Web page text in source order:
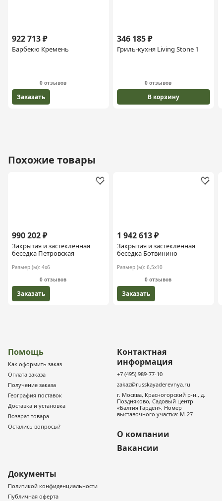
922 713 ₽
Барбекю Кремень
0 отзывов
Заказать
346 185 ₽
Гриль-кухня Living Stone 1
0 отзывов
В корзину
Похожие товары
990 202 ₽
Закрытая и застеклённая
беседка Петровская
Размер (м): 4х6
0 отзывов
Заказать
1 942 613 ₽
Закрытая и застеклённая
беседка Ботвинино
Размер (м): 6,5х10
0 отзывов
Заказать
Помощь
Как оформить заказ
Оплата заказа
Получение заказа
География поставок
Доставка и установка
Возврат товара
Остались вопросы?
Контактная
информация
+7 (495) 989-77-10
zakaz@russkayaderevnya.ru
г. Москва, Красногорский р-н., д.
Поздняково, Садовый центр
«Балтия Гарден», Номер
выставочного участка: М-27
О компании
Вакансии
Документы
Политикой конфиденциальности
Публичная оферта